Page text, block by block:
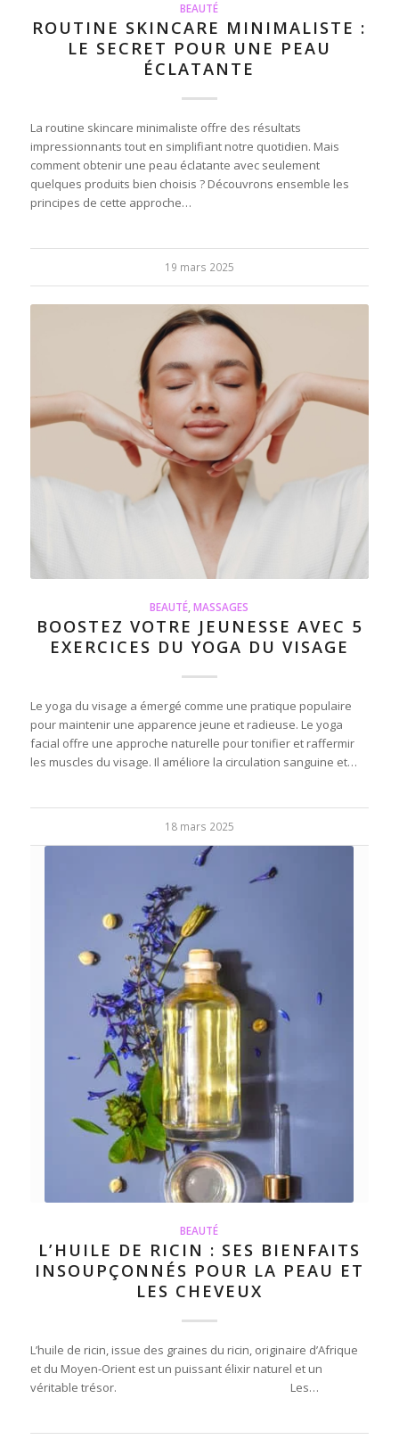
BEAUTÉ
ROUTINE SKINCARE MINIMALISTE :
LE SECRET POUR UNE PEAU
ÉCLATANTE
La routine skincare minimaliste offre des résultats
impressionnants tout en simplifiant notre quotidien. Mais
comment obtenir une peau éclatante avec seulement
quelques produits bien choisis ? Découvrons ensemble les
principes de cette approche…
19 mars 2025
BEAUTÉ ,MASSAGES
BOOSTEZ VOTRE JEUNESSE AVEC 5
EXERCICES DU YOGA DU VISAGE
Le yoga du visage a émergé comme une pratique populaire
pour maintenir une apparence jeune et radieuse. Le yoga
facial offre une approche naturelle pour tonifier et raffermir
les muscles du visage. Il améliore la circulation sanguine et…
18 mars 2025
BEAUTÉ
L’HUILE DE RICIN : SES BIENFAITS
INSOUPÇONNÉS POUR LA PEAU ET
LES CHEVEUX
L’huile de ricin, issue des graines du ricin, originaire d’Afrique
et du Moyen-Orient est un puissant élixir naturel et un
véritable trésor. Les…